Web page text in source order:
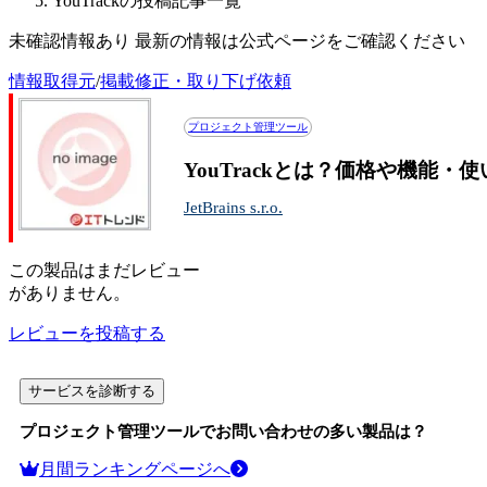
未確認情報あり 最新の情報は公式ページをご確認ください
情報取得元/掲載修正・取り下げ依頼
プロジェクト管理ツール
YouTrackとは？価格や機能・使
JetBrains s.r.o.
この製品はまだレビュー
がありません。
レビューを投稿する
サービスを診断する
プロジェクト管理ツールでお問い合わせの多い製品は？
月間ランキングページへ